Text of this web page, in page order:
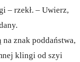
– rzekł. – Uwierz,
na znak poddaństwa,
klingi od szyi